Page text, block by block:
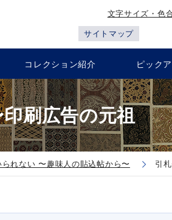
文字サイズ・色
サイトマップ
コレクション紹介 ピック
刷広告の元祖
れない 〜趣味人の貼込帖から〜 引